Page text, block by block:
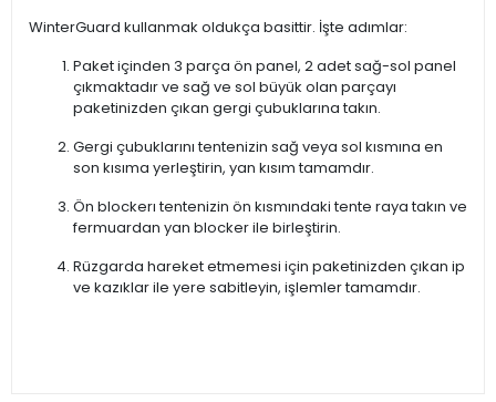
WinterGuard kullanmak oldukça basittir. İşte adımlar:
Paket içinden 3 parça ön panel, 2 adet sağ-sol panel
çıkmaktadır ve sağ ve sol büyük olan parçayı
paketinizden çıkan gergi çubuklarına takın.
Gergi çubuklarını tentenizin sağ veya sol kısmına en
son kısıma yerleştirin, yan kısım tamamdır.
Ön blockerı tentenizin ön kısmındaki tente raya takın ve
fermuardan yan blocker ile birleştirin.
Rüzgarda hareket etmemesi için paketinizden çıkan ip
ve kazıklar ile yere sabitleyin, işlemler tamamdır.